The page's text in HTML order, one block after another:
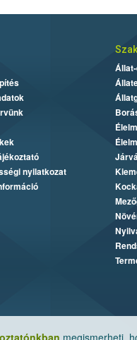
megismerheti,
nyilatkozat